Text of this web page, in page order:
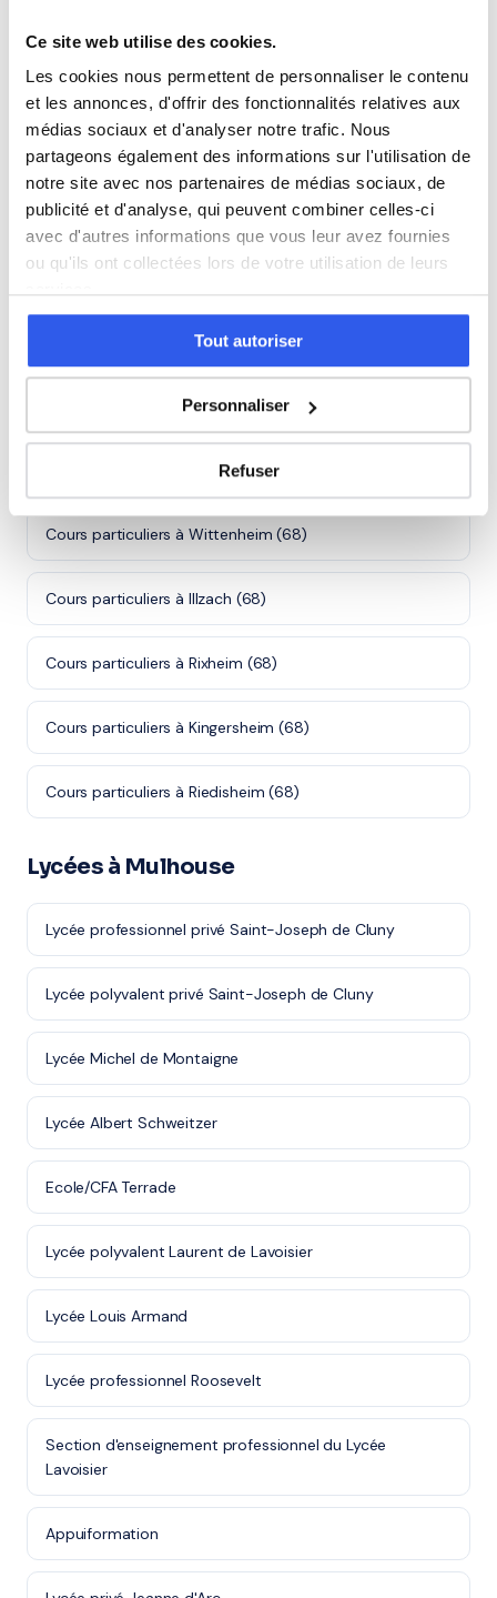
Ce site web utilise des cookies.
Les cookies nous permettent de personnaliser le contenu
et les annonces, d'offrir des fonctionnalités relatives aux
médias sociaux et d'analyser notre trafic. Nous
partageons également des informations sur l'utilisation de
notre site avec nos partenaires de médias sociaux, de
publicité et d'analyse, qui peuvent combiner celles-ci
avec d'autres informations que vous leur avez fournies
ou qu'ils ont collectées lors de votre utilisation de leurs
Tout autoriser
Personnaliser
Refuser
Adultes (Supérieur & Adultes)
⭐
130+ familles accompagnées à Mulhouse
Note moyenne de 4.8/5. Notre organisme partenaire
Rejoindre ces familles →
Villes proches de Mulhouse
Cours particuliers à Colmar (68)
Cours particuliers à Wittenheim (68)
Cours particuliers à Illzach (68)
Cours particuliers à Rixheim (68)
Cours particuliers à Kingersheim (68)
Cours particuliers à Riedisheim (68)
Lycées à Mulhouse
Lycée professionnel privé Saint-Joseph de Cluny
Lycée polyvalent privé Saint-Joseph de Cluny
Lycée Michel de Montaigne
Lycée Albert Schweitzer
Ecole/CFA Terrade
Lycée polyvalent Laurent de Lavoisier
Lycée Louis Armand
Lycée professionnel Roosevelt
Section d'enseignement professionnel du Lycée
Lavoisier
Appuiformation